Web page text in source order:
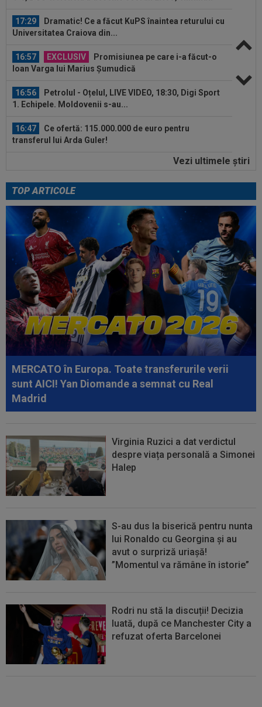
17:29
Dramatic! Ce a făcut KuPS înaintea returului cu
Universitatea Craiova din...
16:57 EXCLUSIV
Promisiunea pe care i-a făcut-o
Ioan Varga lui Marius Șumudică
16:56
Petrolul - Oțelul, LIVE VIDEO, 18:30, Digi Sport
1. Echipele. Moldovenii s-au...
16:47
Ce ofertă: 115.000.000 de euro pentru
transferul lui Arda Guler!
Surpriză uriașă: Kylian Mbappe semnează!
17:40
Răsturnare de situație! Julian Alvarez se duce
la Madrid și cere oficial...
17:34 FOTO
Lovitură de teatru: așteptată în rochie
de mireasă lângă Ronaldo, Georgina a...
17:33 LIVE VIDEO&SCORE
Chindia - Metaloglobus
1-0, DGS 1. Honciu a deschis scorul. Erico, eliminat!
17:29
Dramatic! Ce a făcut KuPS înaintea returului cu
Universitatea Craiova din...
16:57 EXCLUSIV
Promisiunea pe care i-a făcut-o
Ioan Varga lui Marius Șumudică
Vezi ultimele ştiri
TOP ARTICOLE
MERCATO în Europa. Toate transferurile verii
sunt AICI! Yan Diomande a semnat cu Real
Madrid
Virginia Ruzici a dat verdictul
despre viața personală a Simonei
Halep
S-au dus la biserică pentru nunta
lui Ronaldo cu Georgina și au
avut o surpriză uriașă!
”Momentul va rămâne în istorie”
Rodri nu stă la discuții! Decizia
luată, după ce Manchester City a
refuzat oferta Barcelonei